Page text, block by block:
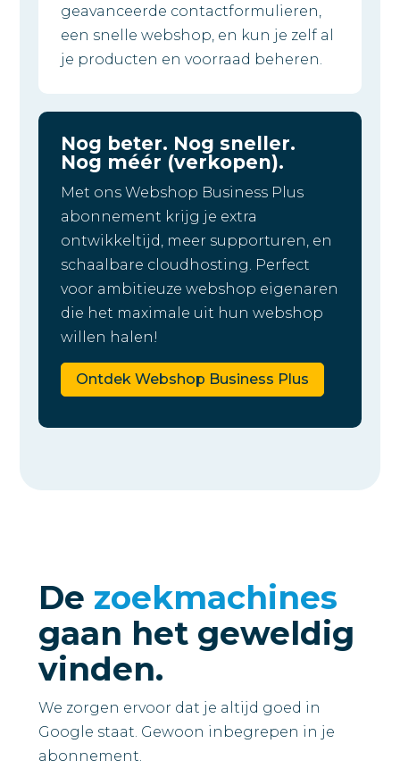
geavanceerde contactformulieren,
een snelle webshop, en kun je zelf al
je producten en voorraad beheren.
Nog beter. Nog sneller.
Nog méér (verkopen).
Met ons Webshop Business Plus
abonnement krijg je extra
ontwikkeltijd, meer supporturen, en
schaalbare cloudhosting. Perfect
voor ambitieuze webshop eigenaren
die het maximale uit hun webshop
willen halen!
Ontdek Webshop Business Plus
De zoekmachines
gaan het geweldig
vinden.
We zorgen ervoor dat je altijd goed in
Google staat. Gewoon inbegrepen in je
abonnement.